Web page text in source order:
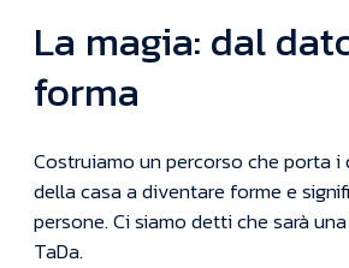
La magia: dal
forma
Costruiamo un percorso che porta i
della casa a diventare forme e
persone. Ci siamo detti che sarà
TaDa.